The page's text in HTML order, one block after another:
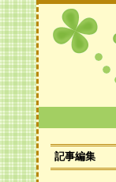
記事編集